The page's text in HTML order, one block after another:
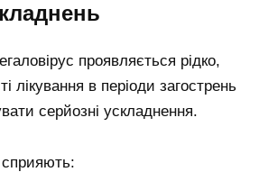
проявляється рідко,
лікування в періоди загострень
серйозні ускладнення.
сприяють: